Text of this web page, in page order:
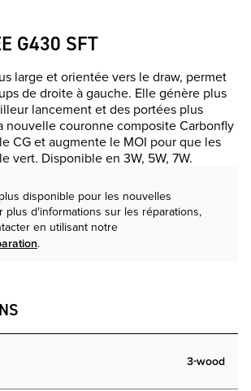
G430 SFT
large et orientée vers le draw, permet
de droite à gauche. Elle génère plus
lancement et des portées plus
nouvelle couronne composite Carbonfly
CG et augmente le MOI pour que les
vert. Disponible en 3W, 5W, 7W.
disponible pour les nouvelles
plus d'informations sur les réparations,
en utilisant notre
.
3-wood